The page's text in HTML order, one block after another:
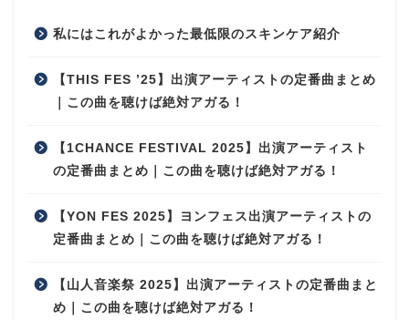
私にはこれがよかった最低限のスキンケア紹介
【THIS FES ’25】出演アーティストの定番曲まとめ
｜この曲を聴けば絶対アガる！
【1CHANCE FESTIVAL 2025】出演アーティスト
の定番曲まとめ｜この曲を聴けば絶対アガる！
【YON FES 2025】ヨンフェス出演アーティストの
定番曲まとめ｜この曲を聴けば絶対アガる！
【山人音楽祭 2025】出演アーティストの定番曲まと
め｜この曲を聴けば絶対アガる！